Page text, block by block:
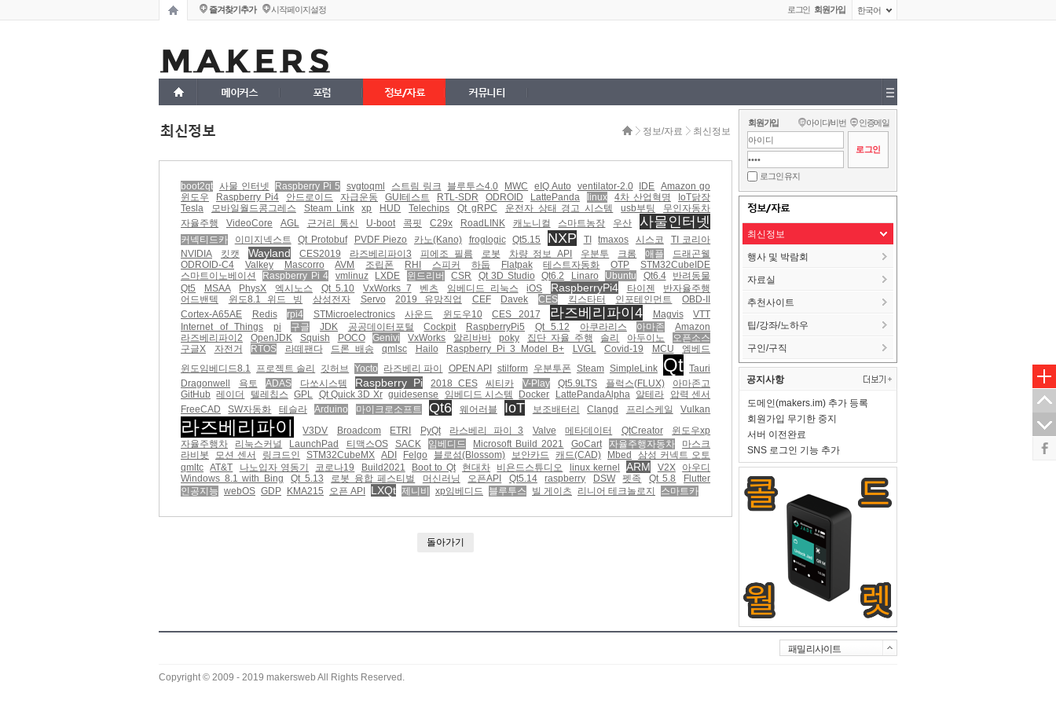
즐겨찾기추가 시작페이지설정 로그인 회원가입 한국어
메이커스 포럼 정보/자료 커뮤니티
최신정보 정보/자료 최신정보
boot2qt 사물 인터넷 Raspberry Pi 5 svgtoqml 스트림 링크 블루투스4.0 MWC eIQ Auto ventilator-2.0 IDE Amazon go
윈도우
Raspberry Pi4 안드로이드 자급운동 GUI테스트 RTL-SDR ODROID LattePanda linux 4차 산업혁명
IoT닭장
Tesla
모바일월드콩그레스 Steam Link xp HUD Telechips Qt gRPC 운전자 상태 경고 시스템 usb부팅
무인자동차
자율주행
VideoCore AGL 근거리 통신 U-boot 콕핏 C29x RoadLINK 캐노니컬 스마트농장 우산 사물인터넷
커넥티드카 이미지넥스트 Qt Protobuf PVDF Piezo 카노(Kano) froglogic Qt5.15 NXP TI tmaxos 시스코
TI 코리아
NVIDIA
킷캣 Wayland CES2019 라즈베리파이3 피에조 필름 로봇 차량 정보 API 우분투 크롬 애플
드래곤웰
ODROID-C4
Valkey Mascorro AVM 조립폰 RHI 스피커 하둡 Flatpak 테스트자동화 OTP
STM32CubeIDE
스마트이노베이션
Raspberry Pi 4 vmlinuz LXDE 윈드리버 CSR Qt 3D Studio Qt6.2 Linaro Ubuntu Qt6.4
반려동물
Qt5
MSAA PhysX 엑시노스 Qt 5.10 VxWorks 7 벤츠 임베디드 리눅스 iOS RaspberryPi4 타이젠
반자율주행
어드밴텍
윈도8.1 위드 빙 삼성전자 Servo 2019 유망직업 CEF Davek CES 킥스타터 인포테인먼트
OBD-II
Cortex-A65AE
Redis rpi4 STMicroelectronics 사운드 윈도우10 CES 2017 라즈베리파이4 Magvis
VTT
Internet of Things
pi 구글 JDK 공공데이터포털 Cockpit RaspberryPi5 Qt 5.12 아쿠라리스 아마존
Amazon
라즈베리파이2
OpenJDK Squish POCO Genivi VxWorks 알리바바 poky 집단 자율 주행 솔리 아두이노
오픈소스
구글X
자전거 RTOS 라떼팬다 드론 배송 qmlsc Hailo Raspberry Pi 3 Model B+ LVGL Covid-19 MCU
엠베드
윈도임베디드8.1
프로젝트 솔리 깃허브 Yocto 라즈베리 파이 OPEN API stilform 우분투폰 Steam SimpleLink Qt Tauri
Dragonwell
욕토 ADAS 다쏘시스템 Raspberry Pi 2018 CES 씨티카 V-Play Qt5.9LTS 플럭스(FLUX)
아마존고
GitHub
레이더 텔레칩스 GPL Qt Quick 3D Xr guidesense 임베디드 시스템 Docker LattePandaAlpha 알테라
압력 센서
FreeCAD
SW자동화 테슬라 Arduino 마이크로소프트 Qt6 웨어러블 IoT 보조배터리 Clangd 프리스케일 Vulkan
라즈베리파이 V3DV Broadcom ETRI PyQt 라스베리 파이 3 Valve 메타데이터 QtCreator
윈도우xp
자율주행차
리눅스커널 LaunchPad 티맥스OS SACK 임베디드 Microsoft Build 2021 GoCart 자율주행자동차
마스크
라비봇
모션 센서 링크드인 STM32CubeMX ADI Felgo 블로섬(Blossom) 보안카드 캐드(CAD) Mbed
삼성 커넥트 오토
qmltc AT&T 나노입자 영동기 코로나19 Build2021 Boot to Qt 현대차 비욘드스튜디오 linux kernel ARM V2X
아우디
Windows 8.1 with Bing
Qt 5.13 로봇 융합 페스티벌 머신러닝 오픈API Qt5.14 raspberry DSW 펫족 Qt 5.8
Flutter
인공지능 webOS GDP KMA215 오픈 API LXQt 제니비 xp임베디드 블루투스 빌 게이츠 리니어 테크놀로지 스마트카
돌아가기
회원가입 아이디/비번 인증메일
로그인 유지
정보/자료
최신정보
행사 및 박람회
자료실
추천사이트
팁/강좌/노하우
구인/구직
공지사항
도메인(makers.im) 추가 등록
회원가입 무기한 중지
서버 이전완료
SNS 로그인 기능 추가
패밀리사이트
Copyright © 2009 - 2019 makersweb All Rights Reserved.